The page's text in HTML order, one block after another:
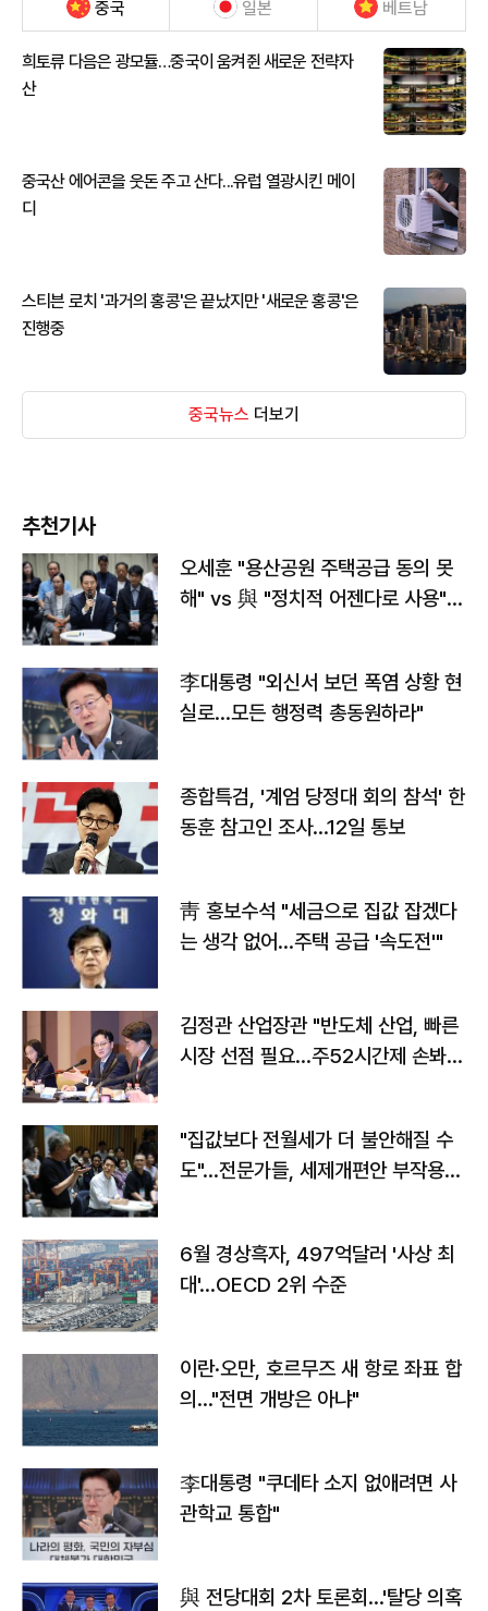
중국 일본 베트남
희토류 다음은 광모듈…중국이 움켜쥔 새로운 전략자
산
중국산 에어콘을 웃돈 주고 산다...유럽 열광시킨 메이
디
스티븐 로치 '과거의 홍콩'은 끝났지만 '새로운 홍콩'은
진행중
중국뉴스 더보기
추천기사
오세훈 "용산공원 주택공급 동의 못
해" vs 與 "정치적 어젠다로 사용"
李대통령 "외신서 보던 폭염 상황 현
실로…모든 행정력 총동원하라"
종합특검, '계엄 당정대 회의 참석' 한
동훈 참고인 조사...12일 통보
靑 홍보수석 "세금으로 집값 잡겠다
는 생각 없어…주택 공급 '속도전'"
김정관 산업장관 "반도체 산업, 빠른
시장 선점 필요…주52시간제 손봐
"집값보다 전월세가 더 불안해질 수
도"…전문가들, 세제개편안 부작용
6월 경상흑자, 497억달러 '사상 최
대'…OECD 2위 수준
이란·오만, 호르무즈 새 항로 좌표 합
의…"전면 개방은 아냐"
李대통령 "쿠데타 소지 없애려면 사
관학교 통합"
與 전당대회 2차 토론회…'탈당 의혹